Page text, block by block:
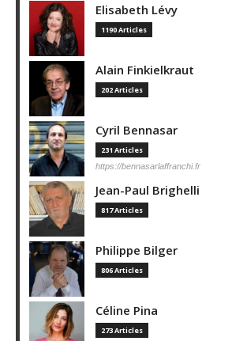
Elisabeth Lévy
1190 Articles
Alain Finkielkraut
202 Articles
Cyril Bennasar
231 Articles
https://bennasarlaffranchi.fr
Jean-Paul Brighelli
817 Articles
Philippe Bilger
806 Articles
Céline Pina
273 Articles